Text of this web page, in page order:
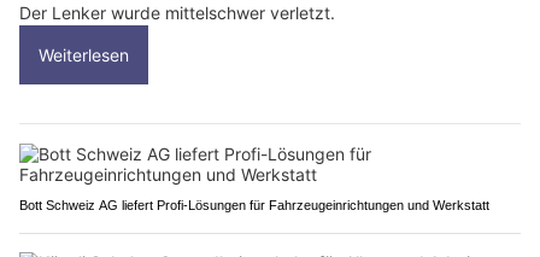
Der Lenker wurde mittelschwer verletzt.
Weiterlesen
Bott Schweiz AG liefert Profi-Lösungen für Fahrzeugeinrichtungen und Werkstatt